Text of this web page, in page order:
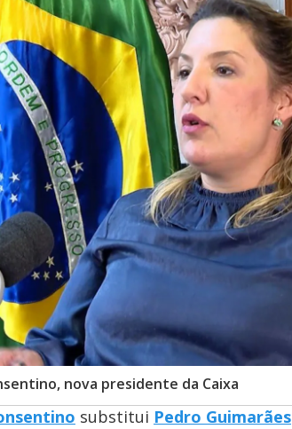
nova presidente da Caixa
substitui Pedro Guimarães